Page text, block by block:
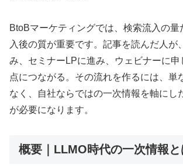
BtoBマーケティングでは、検索流入の量
入後の質が重要です。記事を読んだ人が
み、セミナーLPに進み、ウェビナーに
点につながる。その流れを作るには、単
なく、自社ならではの一次情報を軸にし
が必要になります。
概要｜LLMO時代の一次情報